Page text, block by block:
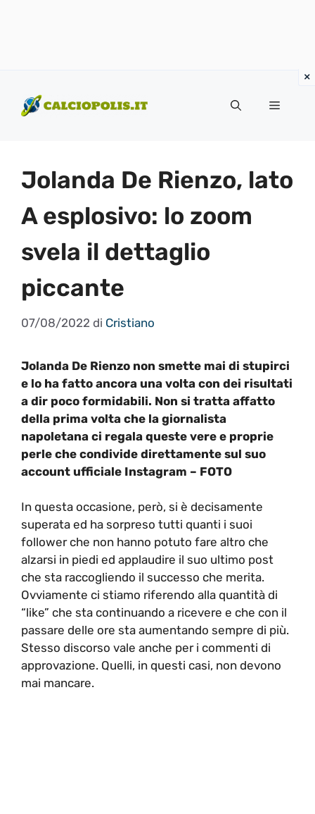
contenuto
Menu
Jolanda De Rienzo, lato
A esplosivo: lo zoom
svela il dettaglio
piccante
07/08/2022 di Cristiano
Jolanda De Rienzo non smette mai di stupirci
e lo ha fatto ancora una volta con dei risultati
a dir poco formidabili. Non si tratta affatto
della prima volta che la giornalista
napoletana ci regala queste vere e proprie
perle che condivide direttamente sul suo
account ufficiale Instagram – FOTO
In questa occasione, però, si è decisamente
superata ed ha sorpreso tutti quanti i suoi
follower che non hanno potuto fare altro che
alzarsi in piedi ed applaudire il suo ultimo post
che sta raccogliendo il successo che merita.
Ovviamente ci stiamo riferendo alla quantità di
“like” che sta continuando a ricevere e che con il
passare delle ore sta aumentando sempre di più.
Stesso discorso vale anche per i commenti di
approvazione. Quelli, in questi casi, non devono
mai mancare.